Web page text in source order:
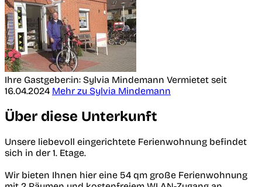
Ihre Gastgeber:in: Sylvia Mindemann Vermietet seit
16.04.2024 Mehr zu Sylvia Mindemann
Über diese Unterkunft
Unsere liebevoll eingerichtete Ferienwohnung befindet
sich in der 1. Etage.
Wir bieten Ihnen hier eine 54 qm große Ferienwohnung